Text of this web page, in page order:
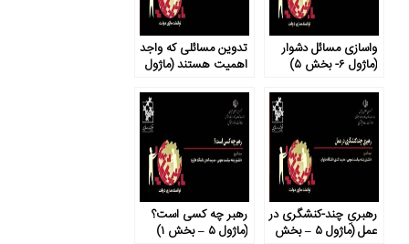
واسازی مسائل دشوار
(ماژول ۶- بخش ۵)
تدوین مسائلی که واجد
اهمیت هستند (ماژول
رهبریِ چند-کنشگری در
عمل (ماژول ۵ – بخش
رهبر چه کسی است؟
(ماژول ۵ – بخش ۱)